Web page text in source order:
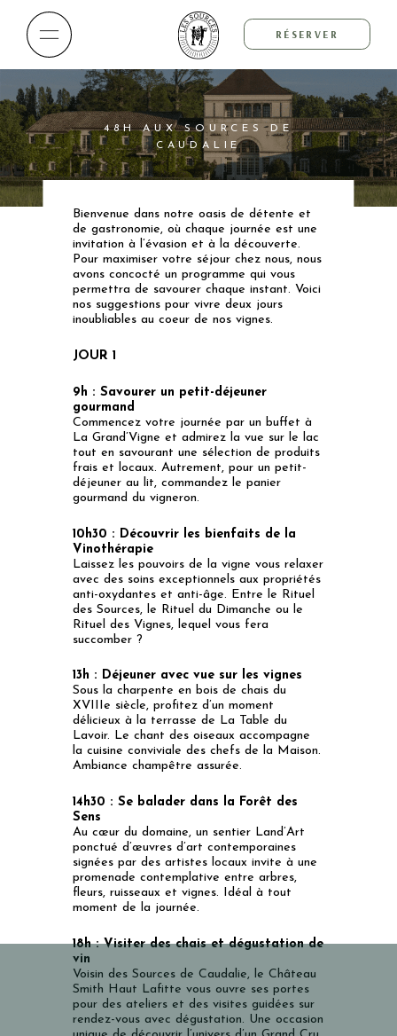
RÉSERVER
48H AUX SOURCES DE
CAUDALIE
Bienvenue dans notre oasis de détente et
de gastronomie, où chaque journée est une
invitation à l’évasion et à la découverte.
Pour maximiser votre séjour chez nous, nous
avons concocté un programme qui vous
permettra de savourer chaque instant. Voici
nos suggestions pour vivre deux jours
inoubliables au coeur de nos vignes.
JOUR 1
9h :Savourer un petit-déjeuner
gourmand
Commencez votre journée par un buffet à
La Grand’Vigne et admirez la vue sur le lac
tout en savourant une sélection de produits
frais et locaux. Autrement, pour un petit-
déjeuner au lit, commandez le panier
gourmand du vigneron.
10h30 : Découvrir les bienfaits de la
Vinothérapie
Laissez les pouvoirs de la vigne vous relaxer
avec des soins exceptionnels aux propriétés
anti-oxydantes et anti-âge. Entre le Rituel
des Sources, le Rituel du Dimanche ou le
Rituel des Vignes, lequel vous fera
succomber ?
13h : Déjeuner avec vue sur les vignes
Sous la charpente en bois de chais du
XVIIIe siècle, profitez d’un moment
délicieux à la terrasse de La Table du
Lavoir. Le chant des oiseaux accompagne
la cuisine conviviale des chefs de la Maison.
Ambiance champêtre assurée.
14h30 :Se balader dans la Forêt des
Sens
Au cœur du domaine, un sentier Land’Art
ponctué d’œuvres d’art contemporaines
signées par des artistes locaux invite à une
promenade contemplative entre arbres,
fleurs, ruisseaux et vignes. Idéal à tout
moment de la journée.
18h :Visiter des chais et dégustation de
vin
Voisin des Sources de Caudalie, le Château
Smith Haut Lafitte vous ouvre ses portes
pour des ateliers et des visites guidées sur
rendez-vous avec dégustation. Une occasion